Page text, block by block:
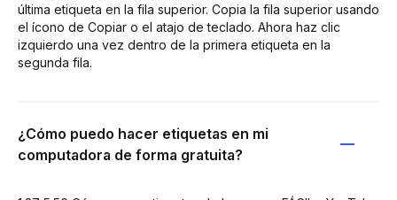
última etiqueta en la fila superior. Copia la fila superior usando
el ícono de Copiar o el atajo de teclado. Ahora haz clic
izquierdo una vez dentro de la primera etiqueta en la
segunda fila.
¿Cómo puedo hacer etiquetas en mi
computadora de forma gratuita?